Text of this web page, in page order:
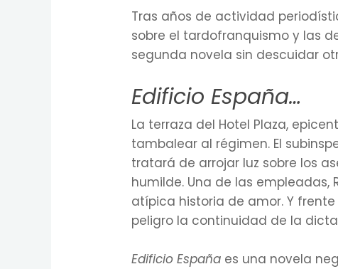
Tras años de actividad
sobre el tardofranquismo y las
segunda novela sin descuidar
Edificio España…
La terraza del Hotel Plaza,
tambalear al régimen. El
tratará de arrojar luz sobre los
humilde. Una de las
atípica historia de amor. Y
peligro la continuidad de la
Edificio España es una novela